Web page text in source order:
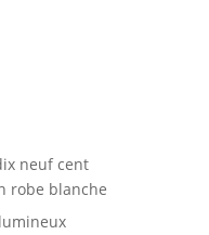
neuf cent
robe blanche